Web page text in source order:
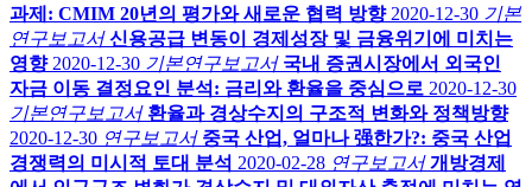
과제: CMIM 20년의 평가와 새로운 협력 방향 2020-12-30 기본
연구보고서 신용공급 변동이 경제성장 및 금융위기에 미치는
영향 2020-12-30 기본연구보고서 국내 증권시장에서 외국인
자금 이동 결정요인 분석: 금리와 환율을 중심으로 2020-12-30
기본연구보고서 환율과 경상수지의 구조적 변화와 정책방향
2020-12-30 연구보고서 중국 산업, 얼마나 强한가?: 중국 산업
경쟁력의 미시적 토대 분석 2020-02-28 연구보고서 개방경제